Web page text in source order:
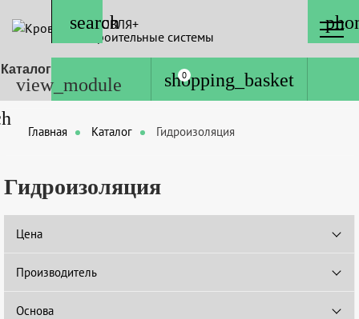
КРОВЛЯ+
Строительные системы
0
Главная Каталог Гидроизоляция
Гидроизоляция
Каталог
Цена
Производитель
Основа